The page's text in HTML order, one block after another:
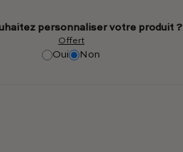
personnaliser votre produit ?
Offert
Oui Non